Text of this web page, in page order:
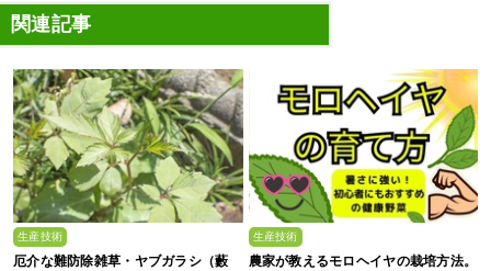
関連記事
生産技術
厄介な難防除雑草・ヤブガラシ（藪
生産技術
農家が教えるモロヘイヤの栽培方法。